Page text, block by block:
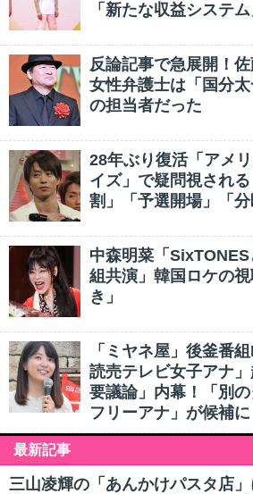
「新たな収益システム
反論記事で急展開！
女性弁護士は「国分太
の担当者だった
28年ぶり復活「アメ
イズ」で疑問視され
割」「予選開場」「分
中森明菜「
組共演」韓国ロケの
き」
「ミヤネ屋」後釜番
読売テレビ女子アナ
要議論」内幕！「別
フリーアナ」が候補に
最新記事
三山凌輝の「あんかけパスタ店